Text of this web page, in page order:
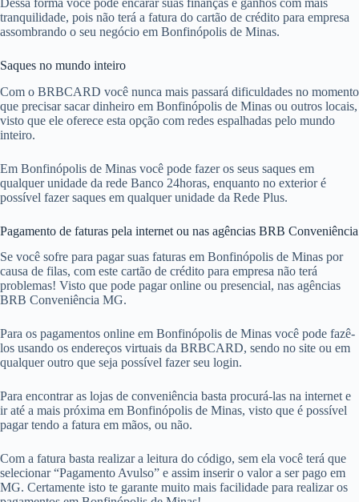
tranquilidade, pois não terá a fatura do cartão de crédito para empresa
assombrando o seu negócio em Bonfinópolis de Minas.
Saques no mundo inteiro
Com o BRBCARD você nunca mais passará dificuldades no momento
que precisar sacar dinheiro em Bonfinópolis de Minas ou outros locais,
visto que ele oferece esta opção com redes espalhadas pelo mundo
inteiro.
Em Bonfinópolis de Minas você pode fazer os seus saques em
qualquer unidade da rede Banco 24horas, enquanto no exterior é
possível fazer saques em qualquer unidade da Rede Plus.
Pagamento de faturas pela internet ou nas agências BRB Conveniência
Se você sofre para pagar suas faturas em Bonfinópolis de Minas por
causa de filas, com este cartão de crédito para empresa não terá
problemas! Visto que pode pagar online ou presencial, nas agências
BRB Conveniência MG.
Para os pagamentos online em Bonfinópolis de Minas você pode fazê-
los usando os endereços virtuais da BRBCARD, sendo no site ou em
qualquer outro que seja possível fazer seu login.
Para encontrar as lojas de conveniência basta procurá-las na internet e
ir até a mais próxima em Bonfinópolis de Minas, visto que é possível
pagar tendo a fatura em mãos, ou não.
Com a fatura basta realizar a leitura do código, sem ela você terá que
selecionar “Pagamento Avulso” e assim inserir o valor a ser pago em
MG. Certamente isto te garante muito mais facilidade para realizar os